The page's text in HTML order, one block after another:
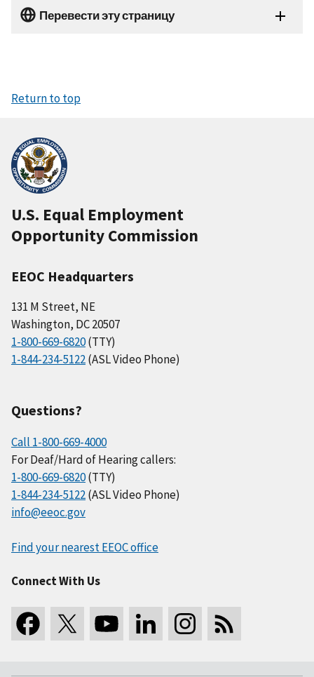
Перевести эту страницу
Return to top
U.S. Equal Employment
Opportunity Commission
EEOC Headquarters
131 M Street, NE
Washington, DC 20507
1-800-669-6820(TTY)
1-844-234-5122(ASL Video Phone)
Questions?
Call 1-800-669-4000
For Deaf/Hard of Hearing callers:
1-800-669-6820(TTY)
1-844-234-5122(ASL Video Phone)
info@eeoc.gov
Find your nearest EEOC office
Connect With Us